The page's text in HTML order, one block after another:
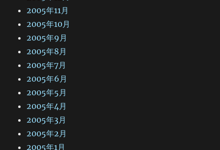
2005年11月
2005年10月
2005年9月
2005年8月
2005年7月
2005年6月
2005年5月
2005年4月
2005年3月
2005年2月
2005年1月